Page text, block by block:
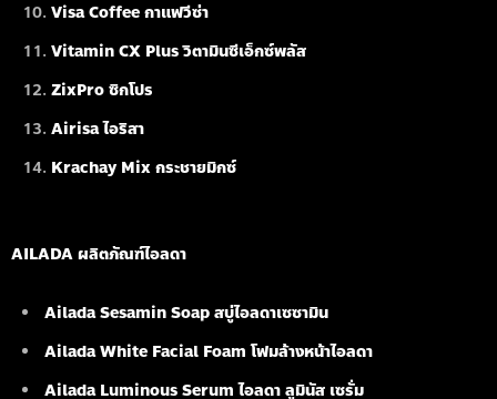
Visa Coffee กาแฟวีซ่า
Vitamin CX Plus วิตามินซีเอ็กซ์พลัส
ZixPro ซิกโปร
Airisa ไอริสา
Krachay Mix กระชายมิกซ์
AILADA ผลิตภัณฑ์ไอลดา
Ailada Sesamin Soapสบู่ไอลดาเซซามิน
Ailada White Facial Foamโฟมล้างหน้าไอลดา
Ailada Luminous Serumไอลดา ลูมินัส เซรั่ม